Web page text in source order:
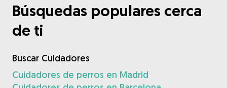
Búsquedas populares cerca
de ti
Buscar Cuidadores
Cuidadores de perros en Madrid